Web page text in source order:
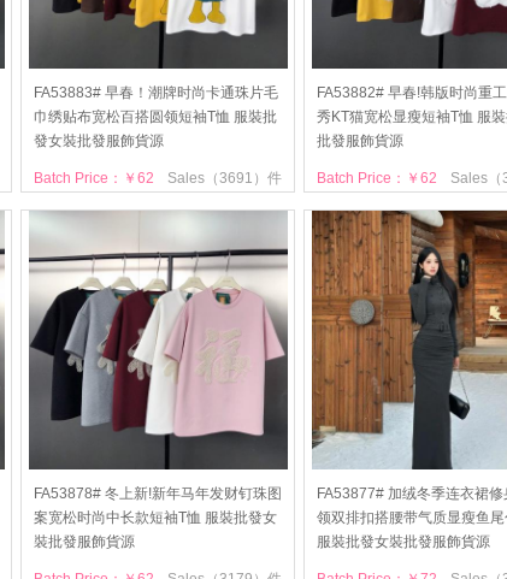
FA53883# 早春！潮牌时尚卡通珠片毛
巾绣贴布宽松百搭圆领短袖T恤 服裝批
發女裝批發服飾貨源
Sales（3691）件
Batch Price：￥62
FA53882# 早春!韩版时尚重
秀KT猫宽松显瘦短袖T恤 服
批發服飾貨源
Sales（
Batch Price：￥62
FA53878# 冬上新!新年马年发财钉珠图
案宽松时尚中长款短袖T恤 服裝批發女
裝批發服飾貨源
FA53877# 加绒冬季连衣裙
领双排扣搭腰带气质显瘦鱼
服裝批發女裝批發服飾貨源